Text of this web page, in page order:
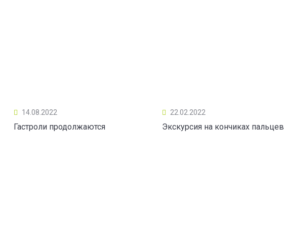
14.08.2022
Гастроли продолжаются
22.02.2022
Экскурсия на кончиках пальцев